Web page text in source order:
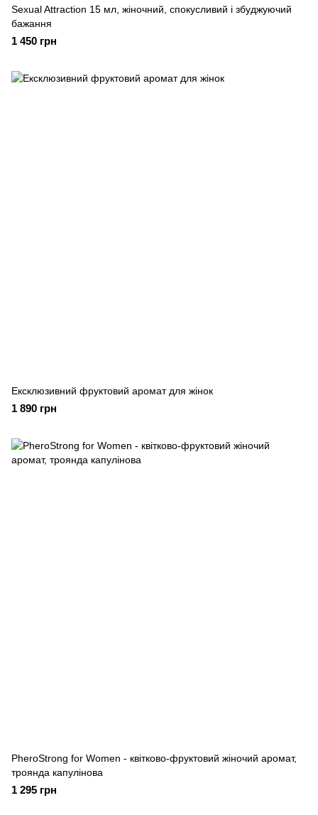
Sexual Attraction 15 мл, жіночний, спокусливий і збуджуючий
бажання
1 450 грн
Ексклюзивний фруктовий аромат для жінок
1 890 грн
PheroStrong for Women - квітково-фруктовий жіночий аромат,
троянда капулінова
1 295 грн